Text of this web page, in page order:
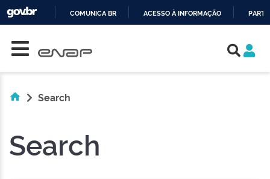
COMUNICA BR ACESSO À INFORMAÇÃO
Search
Search